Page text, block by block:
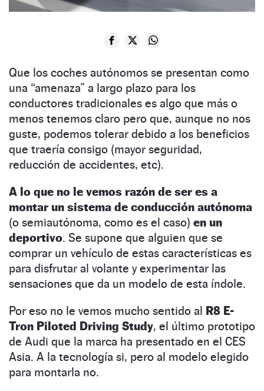
Que los coches autónomos se presentan como
una “amenaza” a largo plazo para los
conductores tradicionales es algo que más o
menos tenemos claro pero que, aunque no nos
guste, podemos tolerar debido a los beneficios
que traería consigo (mayor seguridad,
reducción de accidentes, etc).
A lo que no le vemos razón de ser es a
montar un sistema de conducción autónoma
(o semiautónoma, como es el caso) en un
deportivo. Se supone que alguien que se
comprar un vehículo de estas características es
para disfrutar al volante y experimentar las
sensaciones que da un modelo de esta índole.
Por eso no le vemos mucho sentido al R8 E-
Tron Piloted Driving Study, el último prototipo
de Audi que la marca ha presentado en el CES
Asia. A la tecnología si, pero al modelo elegido
para montarla no.